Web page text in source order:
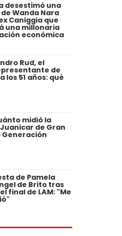
desestimó una
Wanda Nara
Caniggia que
una millonaria
económica
Rud, el
de
los 51 años: qué
midió la
de Gran
Generación
de Pamela
de Brito tras
final de LAM: "Me